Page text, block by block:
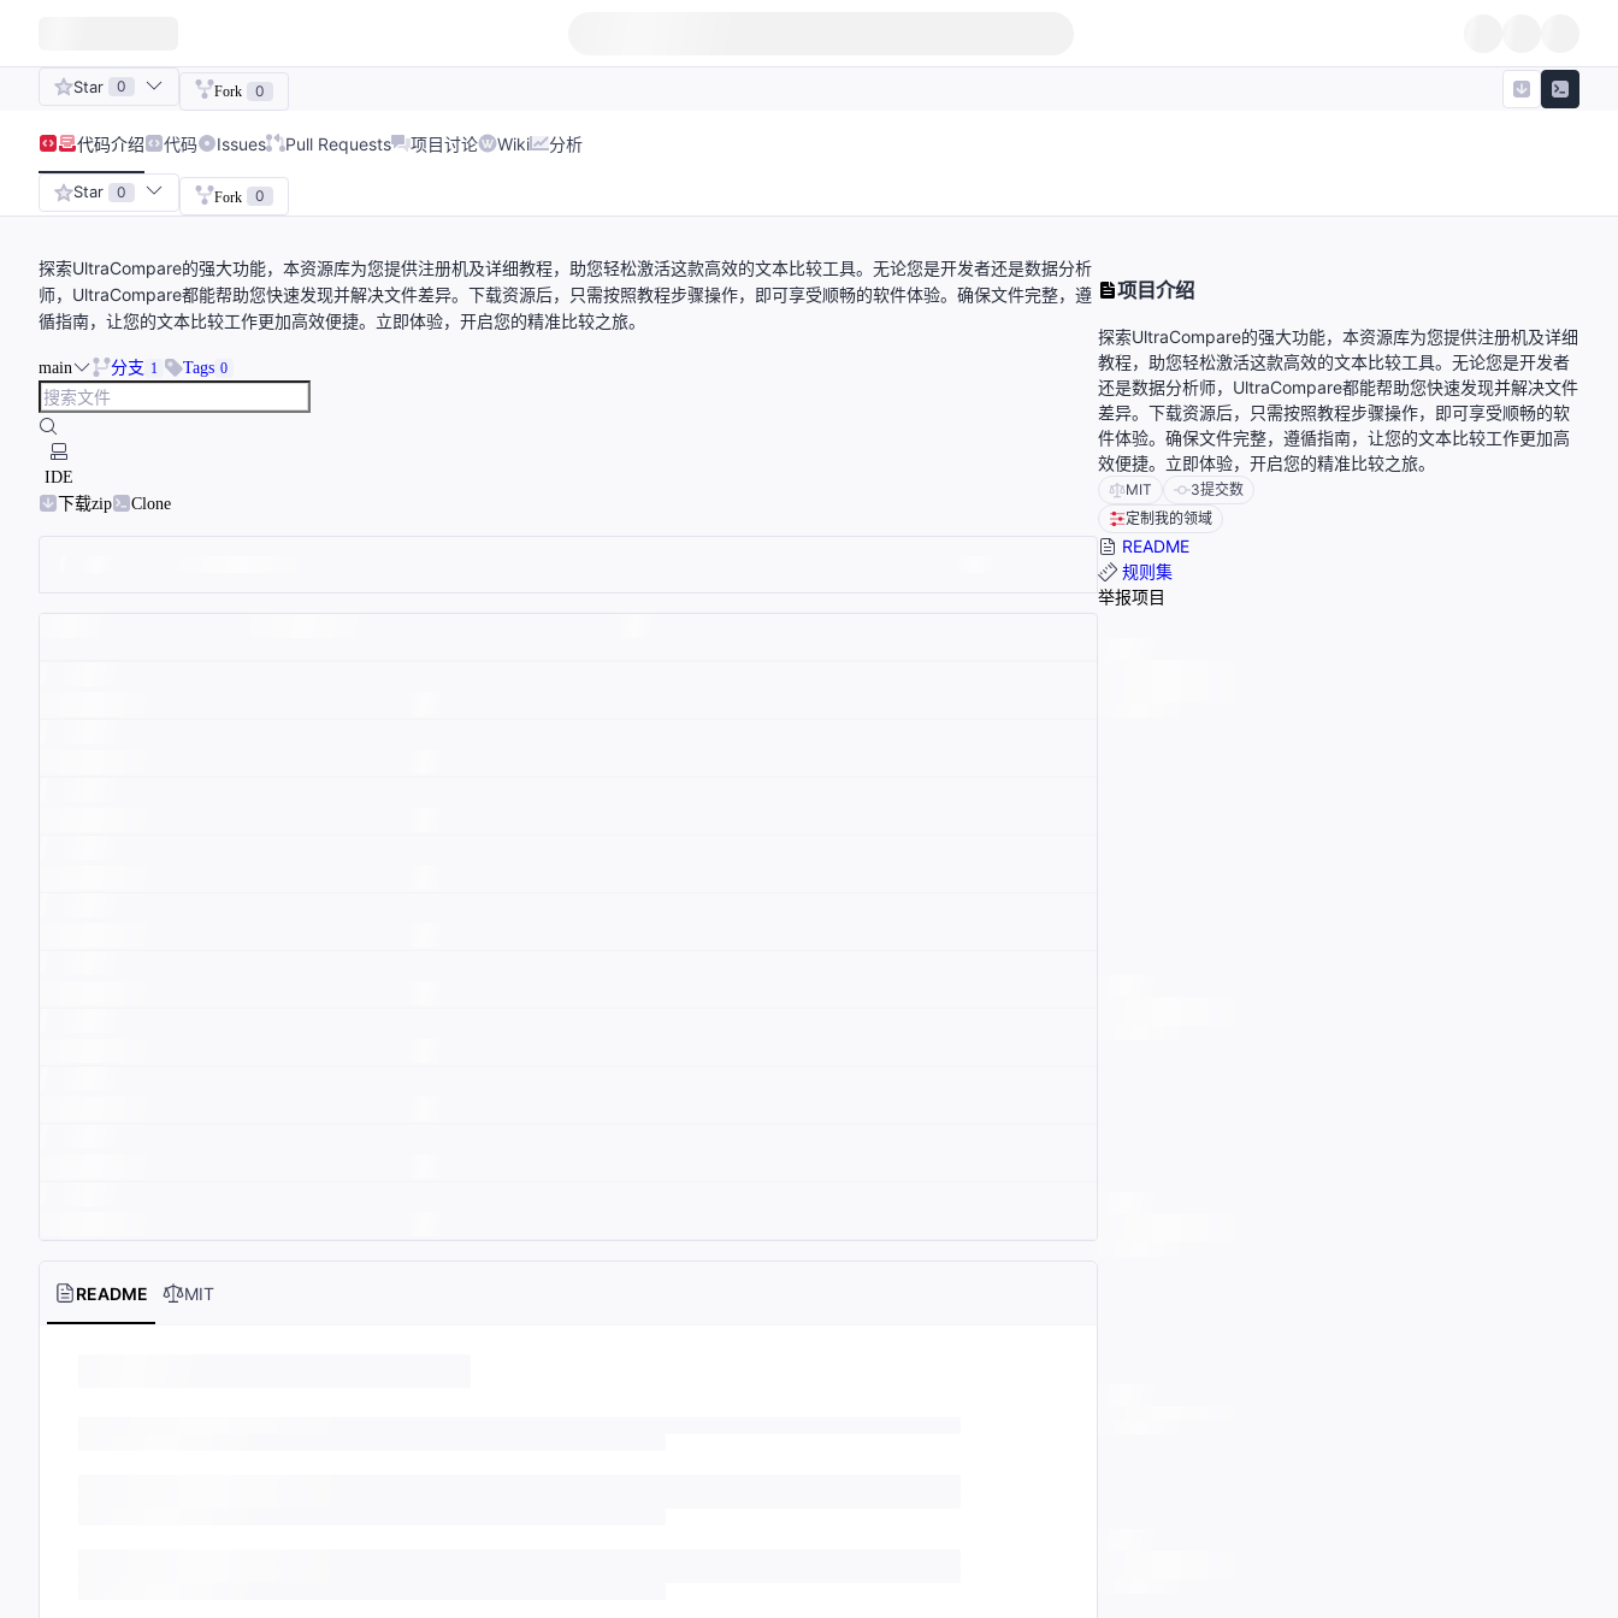
Star 0 Fork 0
代码介绍 代码 Issues Pull Requests 项目讨论 Wiki 分析
Star 0 Fork 0
探索UltraCompare的强大功能，本资源库为您提供注册机及详细教程，助您轻松激活这款高效的文本比较工具。无论您是开发者还是数据分析
师，UltraCompare都能帮助您快速发现并解决文件差异。下载资源后，只需按照教程步骤操作，即可享受顺畅的软件体验。确保文件完整，遵
循指南，让您的文本比较工作更加高效便捷。立即体验，开启您的精准比较之旅。
main 分支 1 Tags 0
IDE
下载zip
Clone
README MIT
项目介绍
探索UltraCompare的强大功能，本资源库为您提供注册机及详细
教程，助您轻松激活这款高效的文本比较工具。无论您是开发者
还是数据分析师，UltraCompare都能帮助您快速发现并解决文件
差异。下载资源后，只需按照教程步骤操作，即可享受顺畅的软
件体验。确保文件完整，遵循指南，让您的文本比较工作更加高
效便捷。立即体验，开启您的精准比较之旅。
MIT 3提交数
定制我的领域
README
规则集
举报项目